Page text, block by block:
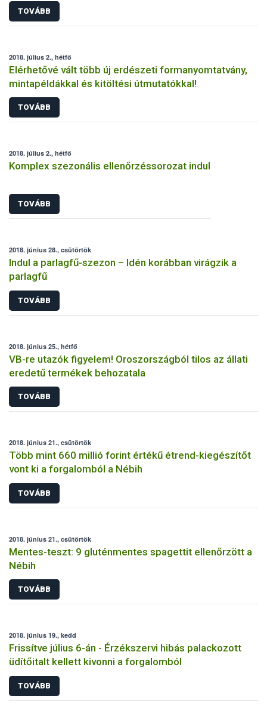
TOVÁBB
2018. július 2., hétfő
Elérhetővé vált több új erdészeti formanyomtatvány,
mintapéldákkal és kitöltési útmutatókkal!
TOVÁBB
2018. július 2., hétfő
Komplex szezonális ellenőrzéssorozat indul
TOVÁBB
2018. június 28., csütörtök
Indul a parlagfű-szezon – Idén korábban virágzik a
parlagfű
TOVÁBB
2018. június 25., hétfő
VB-re utazók figyelem! Oroszországból tilos az állati
eredetű termékek behozatala
TOVÁBB
2018. június 21., csütörtök
Több mint 660 millió forint értékű étrend-kiegészítőt
vont ki a forgalomból a Nébih
TOVÁBB
2018. június 21., csütörtök
Mentes-teszt: 9 gluténmentes spagettit ellenőrzött a
Nébih
TOVÁBB
2018. június 19., kedd
Frissítve július 6-án - Érzékszervi hibás palackozott
üdítőitalt kellett kivonni a forgalomból
TOVÁBB